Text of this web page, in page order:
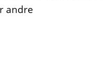
andre